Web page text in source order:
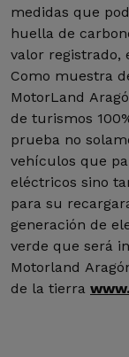
medidas que
huella de
valor registrado,
Como muestra
MotorLand
de turismos
prueba no
vehículos que
eléctricos sino
para su
generación de
verde que será
Motorland
de la tierra